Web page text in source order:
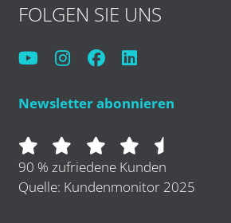
FOLGEN SIE UNS
Newsletter abonnieren
90 % zufriedene Kunden
Quelle: Kundenmonitor 2025